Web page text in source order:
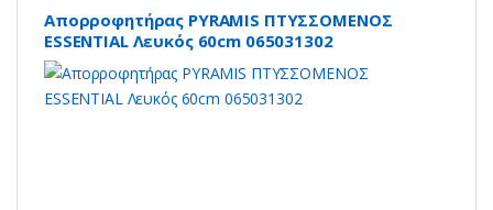
Απορροφητήρας PYRAMIS ΠΤΥΣΣΟΜΕΝΟΣ
ESSENTIAL Λευκός 60cm 065031302